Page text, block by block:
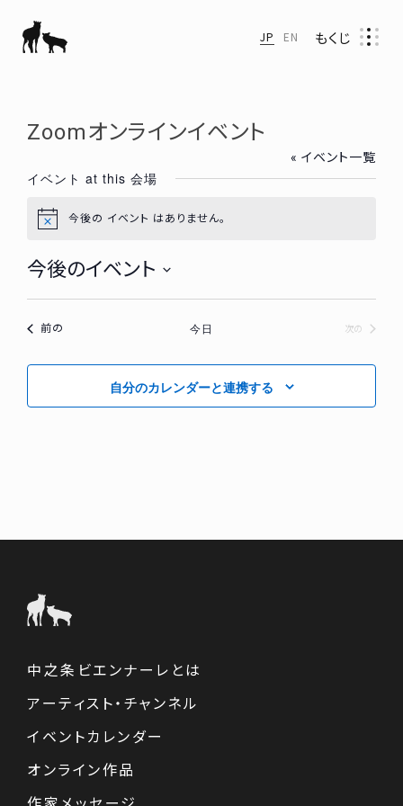
JP EN もくじ
Zoomオンラインイベント
« イベント一覧
イベント at this 会場
N
i
c
e
今後の イベント はありません。
今後のイベント
を
前の 今日 次の イベント
自分のカレンダーと連携する
中之条ビエンナーレとは
アーティスト・チャンネル
イベントカレンダー
オンライン作品